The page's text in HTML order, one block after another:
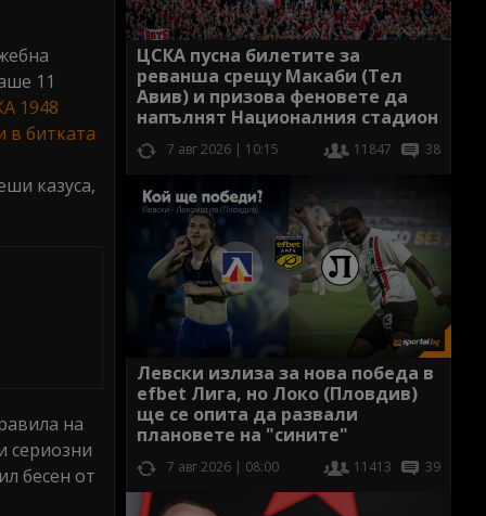
11
1948
в битката
казуса,
на
сериозни
бесен от
ЦСКА пусна билетите за
реванша срещу Макаби (Тел
Авив) и призова феновете да
напълнят Националния стадион
7 авг 2026 | 10:15 11847 38
Левски излиза за нова победа в
efbet Лига, но Локо (Пловдив)
ще се опита да развали
плановете на "сините"
7 авг 2026 | 08:00 11413 39